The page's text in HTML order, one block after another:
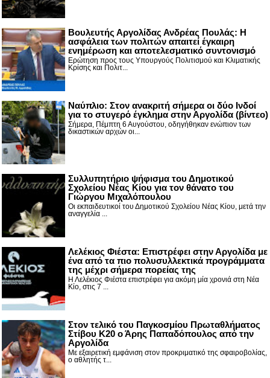
Βουλευτής Αργολίδας Ανδρέας Πουλάς: Η
ασφάλεια των πολιτών απαιτεί έγκαιρη
ενημέρωση και αποτελεσματικό συντονισμό
Ερώτηση προς τους Υπουργούς Πολιτισμού και Κλιματικής
Κρίσης και Πολιτ...
Nαύπλιο: Στον ανακριτή σήμερα οι δύο Ινδοί
για το στυγερό έγκλημα στην Αργολίδα (βίντεο)
Σήμερα, Πέμπτη 6 Αυγούστου, οδηγήθηκαν ενώπιον των
δικαστικών αρχών οι...
Συλλυπητήριο ψήφισμα του Δημοτικού
Σχολείου Νέας Κίου για τον θάνατο του
Γιώργου Μιχαλόπουλου
Οι εκπαιδευτικοί του Δημοτικού Σχολείου Νέας Κίου, μετά την
αναγγελία ...
Λελέκιος Φιέστα: Επιστρέφει στην Αργολίδα με
ένα από τα πιο πολυσυλλεκτικά προγράμματα
της μέχρι σήμερα πορείας της
Η Λελέκιος Φιέστα επιστρέφει για ακόμη μία χρονιά στη Νέα
Κίο, στις 7 ...
Στον τελικό του Παγκοσμίου Πρωταθλήματος
Στίβου Κ20 ο Άρης Παπαδόπουλος από την
Αργολίδα
Με εξαιρετική εμφάνιση στον προκριματικό της σφαιροβολίας,
ο αθλητής τ...